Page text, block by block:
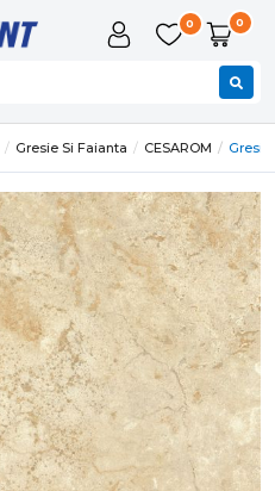
0 0
Gresie Si Faianta CESAROM